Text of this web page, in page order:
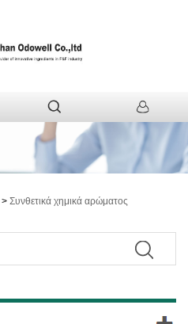
> Συνθετικά χημικά αρώματος